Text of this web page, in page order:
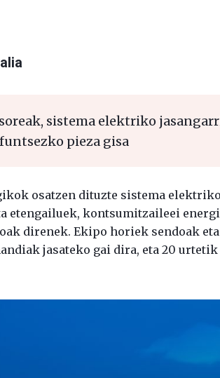
sistema elektriko
pieza gisa
osatzen dituzte sistema
etengailuek, kontsumitzaileei
direnek. Ekipo horiek sendoak
jasateko gai dira, eta 20